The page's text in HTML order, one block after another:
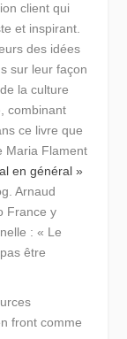
client qui
et inspirant.
des idées
sur leur façon
la culture
combinant
ce livre que
Maria Flament
en général »
Arnaud
France y
:« Le
être
front comme